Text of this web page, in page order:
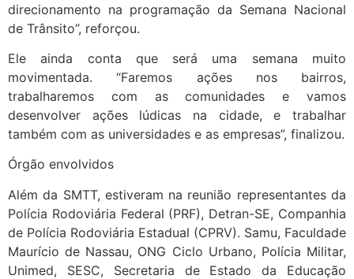
direcionamento na programação da Semana Nacional
de Trânsito”, reforçou.
Ele ainda conta que será uma semana muito
movimentada. “Faremos ações nos bairros,
trabalharemos com as comunidades e vamos
desenvolver ações lúdicas na cidade, e trabalhar
também com as universidades e as empresas”, finalizou.
Órgão envolvidos
Além da SMTT, estiveram na reunião representantes da
Polícia Rodoviária Federal (PRF), Detran-SE, Companhia
de Polícia Rodoviária Estadual (CPRV). Samu, Faculdade
Maurício de Nassau, ONG Ciclo Urbano, Polícia Militar,
Unimed, SESC, Secretaria de Estado da Educação